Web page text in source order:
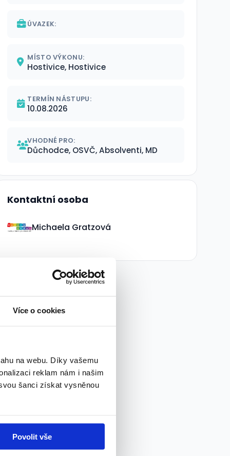
Více o cookies
na webu. Díky vašemu
reklam nám i našim
šanci získat vysněnou
Povolit vše
ÚVAZEK:
MÍSTO VÝKONU:
Hostivice, Hostivice
TERMÍN NÁSTUPU:
10.08.2026
VHODNÉ PRO:
Důchodce, OSVČ, Absolventi, MD
Kontaktní osoba
Michaela Gratzová